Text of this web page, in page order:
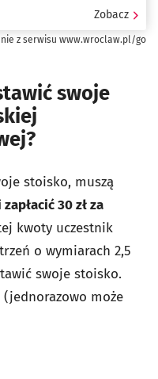
Zobacz
z serwisu www.wroclaw.pl/go
swoje
stoisko, muszą
30 zł za
kwoty uczestnik
o wymiarach 2,5
swoje stoisko.
może